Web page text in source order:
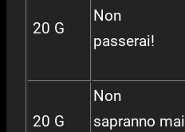
20 G
Non
passerai!
20 G
Non
sapranno mai